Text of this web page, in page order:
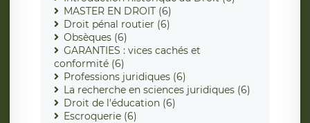
MASTER EN DROIT (6)
Droit pénal routier (6)
Obsèques (6)
GARANTIES : vices cachés et
conformité (6)
Professions juridiques (6)
La recherche en sciences juridiques (6)
Droit de l'éducation (6)
Escroquerie (6)